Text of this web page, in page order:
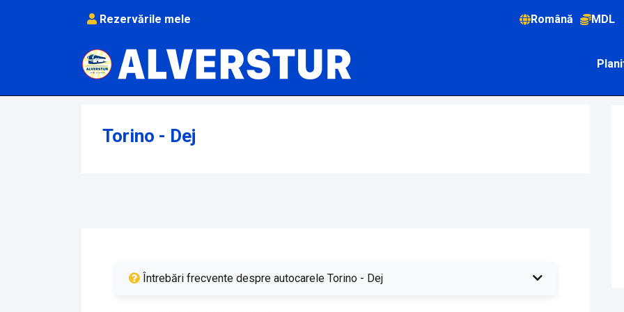
Rezervările mele Română MDL
Deschide modulul de rezervare
Torino - Dej
Întrebări frecvente despre autocarele Torino - Dej